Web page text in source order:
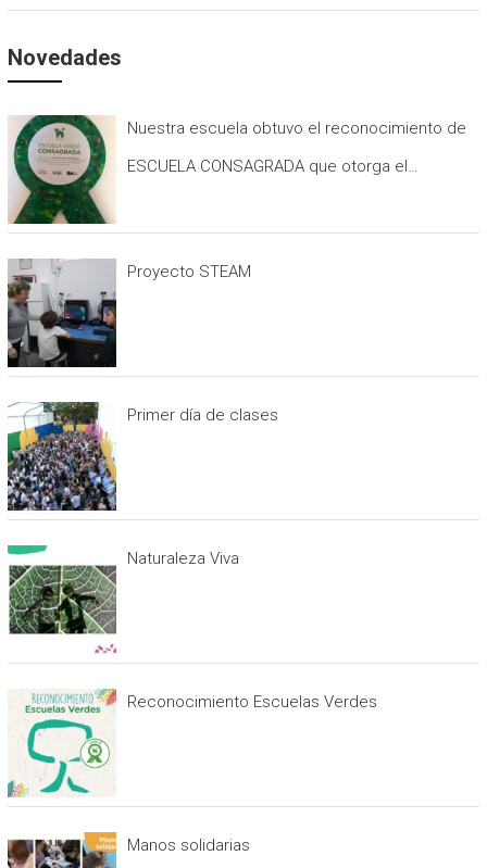
Novedades
Nuestra escuela obtuvo el reconocimiento de
ESCUELA CONSAGRADA que otorga el
Proyecto STEAM
Primer día de clases
Naturaleza Viva
Reconocimiento Escuelas Verdes
Manos solidarias